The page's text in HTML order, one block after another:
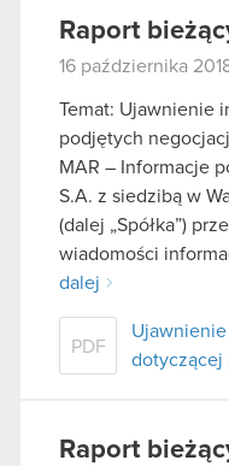
Raport
16 października
Temat: Ujawnienie
podjętych
MAR – Informacje
S.A. z siedzibą w
(dalej „Spółka”)
wiadomości
dalej
PDF
dotyczącej
Raport